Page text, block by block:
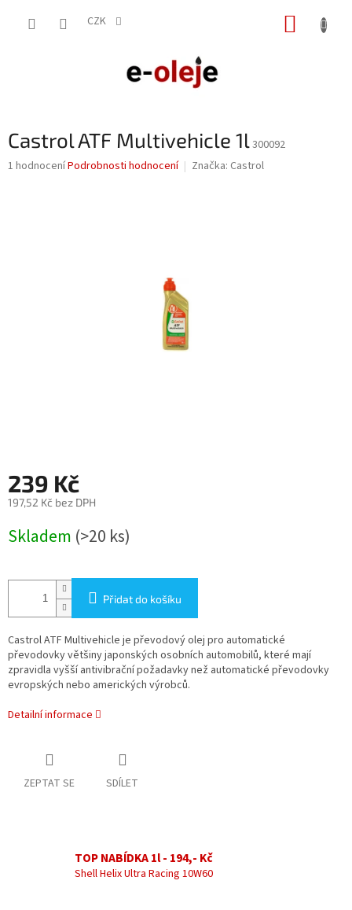
CZK
Castrol ATF Multivehicle 1l300092
Průměrné
1 hodnoceníPodrobnosti hodnocení Značka: Castrol
239 Kč
197,52 Kč bez DPH
cena:
Skladem (>20 ks)
Přidat do košíku
Castrol ATF Multivehicle je převodový olej pro automatické
převodovky většiny japonských osobních automobilů, které mají
zpravidla vyšší antivibrační požadavky než automatické převodovky
evropských nebo amerických výrobců.
Detailní informace
ZEPTAT SE SDÍLET
TOP NABÍDKA 1l - 194,- Kč
Shell Helix Ultra Racing 10W60